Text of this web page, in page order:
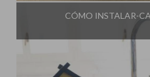
CÓMO INSTALAR-